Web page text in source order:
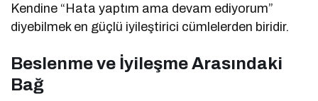
Kendine “Hata yaptım ama devam ediyorum”
diyebilmek en güçlü iyileştirici cümlelerden biridir.
Beslenme ve İyileşme Arasındaki
Bağ